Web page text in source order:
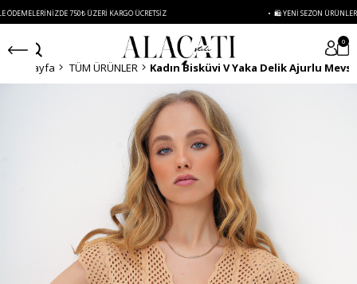
750₺ ÜZERI KARGO ÜCRETSIZ • 🛍️ YENI SEZON ÜRÜNLERINDE 2
0
Anasayfa TÜM ÜRÜNLER